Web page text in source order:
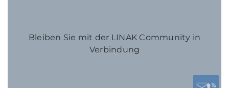
Bleiben Sie mit der LINAK Community in
Verbindung